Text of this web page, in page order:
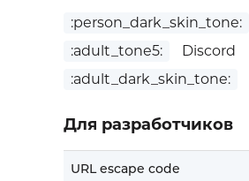
:person_dark_skin_tone:
:adult_tone5:
Discord
:adult_dark_skin_tone:
Для разработчиков
URL escape code